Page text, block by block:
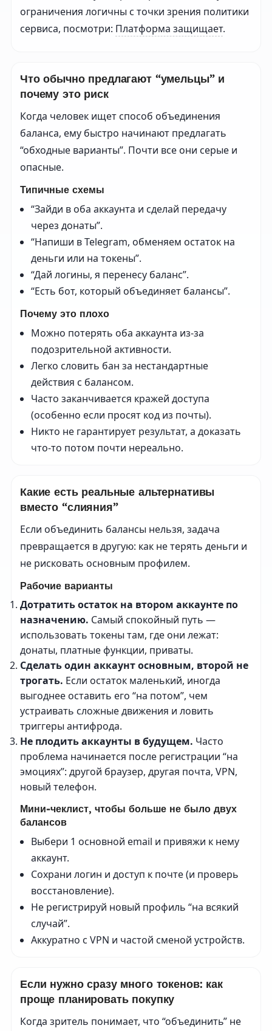
ограничения логичны с точки зрения политики
сервиса, посмотри: Платформа защищает.
Что обычно предлагают “умельцы” и
почему это риск
Когда человек ищет способ объединения
баланса, ему быстро начинают предлагать
“обходные варианты”. Почти все они серые и
опасные.
Типичные схемы
“Зайди в оба аккаунта и сделай передачу
через донаты”.
“Напиши в Telegram, обменяем остаток на
деньги или на токены”.
“Дай логины, я перенесу баланс”.
“Есть бот, который объединяет балансы”.
Почему это плохо
Можно потерять оба аккаунта из-за
подозрительной активности.
Легко словить бан за нестандартные
действия с балансом.
Часто заканчивается кражей доступа
(особенно если просят код из почты).
Никто не гарантирует результат, а доказать
что-то потом почти нереально.
Какие есть реальные альтернативы
вместо “слияния”
Если объединить балансы нельзя, задача
превращается в другую: как не терять деньги и
не рисковать основным профилем.
Рабочие варианты
Дотратить остаток на втором аккаунте по
назначению. Самый спокойный путь —
использовать токены там, где они лежат:
донаты, платные функции, приваты.
Сделать один аккаунт основным, второй не
трогать. Если остаток маленький, иногда
выгоднее оставить его “на потом”, чем
устраивать сложные движения и ловить
триггеры антифрода.
Не плодить аккаунты в будущем. Часто
проблема начинается после регистрации “на
эмоциях”: другой браузер, другая почта, VPN,
новый телефон.
Мини-чеклист, чтобы больше не было двух
балансов
Выбери 1 основной email и привяжи к нему
аккаунт.
Сохрани логин и доступ к почте (и проверь
восстановление).
Не регистрируй новый профиль “на всякий
случай”.
Аккуратно с VPN и частой сменой устройств.
Если нужно сразу много токенов: как
проще планировать покупку
Когда зритель понимает, что “объединить” не